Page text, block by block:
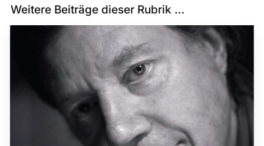
Weitere Beiträge dieser Rubrik …